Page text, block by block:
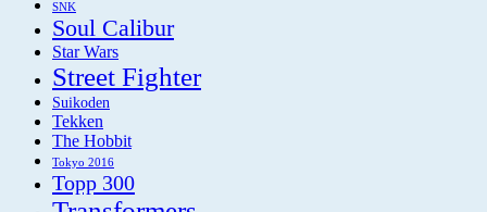
SNK
Soul Calibur
Star Wars
Street Fighter
Suikoden
Tekken
The Hobbit
Tokyo 2016
Topp 300